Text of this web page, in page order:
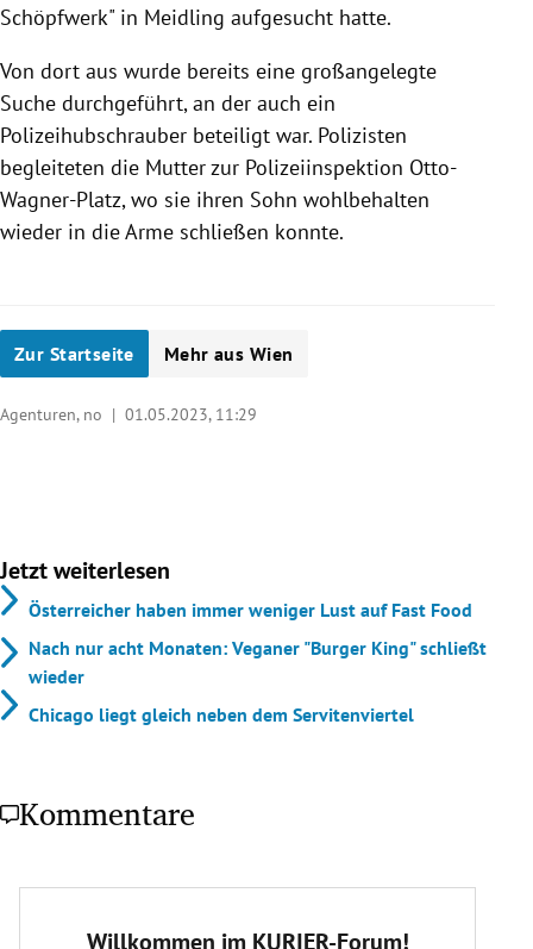
Schöpfwerk" in Meidling aufgesucht hatte.
Von dort aus wurde bereits eine großangelegte
Suche durchgeführt, an der auch ein
Polizeihubschrauber beteiligt war. Polizisten
begleiteten die Mutter zur Polizeiinspektion Otto-
Wagner-Platz, wo sie ihren Sohn wohlbehalten
wieder in die Arme schließen konnte.
Zur Startseite Mehr aus Wien
Agenturen, no | 01.05.2023, 11:29
Jetzt weiterlesen
Österreicher haben immer weniger Lust auf Fast Food
Nach nur acht Monaten: Veganer "Burger King" schließt
wieder
Chicago liegt gleich neben dem Servitenviertel
Kommentare